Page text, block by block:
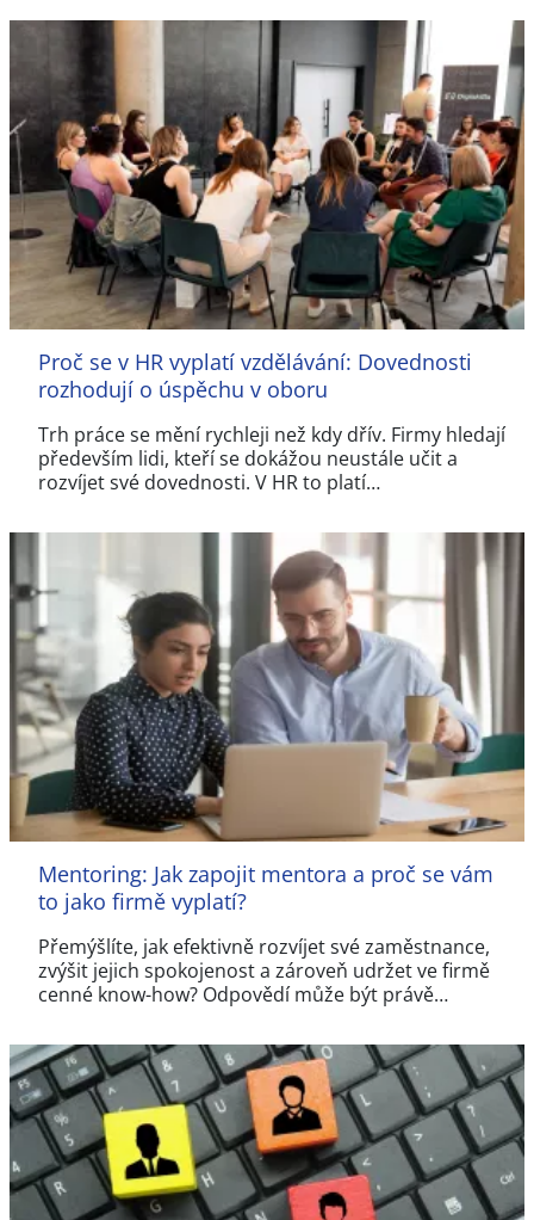
Proč se v HR vyplatí vzdělávání: Dovednosti
rozhodují o úspěchu v oboru
Trh práce se mění rychleji než kdy dřív. Firmy hledají
především lidi, kteří se dokážou neustále učit a
rozvíjet své dovednosti. V HR to platí…
Mentoring: Jak zapojit mentora a proč se vám
to jako firmě vyplatí?
Přemýšlíte, jak efektivně rozvíjet své zaměstnance,
zvýšit jejich spokojenost a zároveň udržet ve firmě
cenné know-how? Odpovědí může být právě…